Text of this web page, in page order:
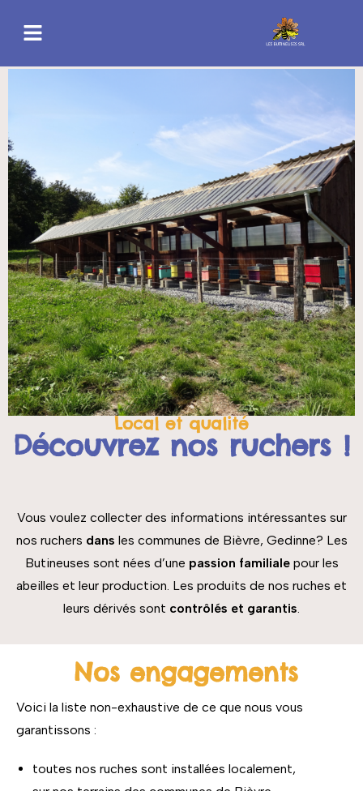
Local et qualité
Découvrez nos ruchers !
Vous voulez collecter des informations intéressantes sur
nos ruchers dans les communes de Bièvre, Gedinne? Les
Butineuses sont nées d’une passion familialepour les
abeilles et leur production. Les produits de nos ruches et
leurs dérivés sont contrôlés et garantis.
Nos engagements
Voici la liste non-exhaustive de ce que nous vous
garantissons :
toutes nos ruches sont installées localement,